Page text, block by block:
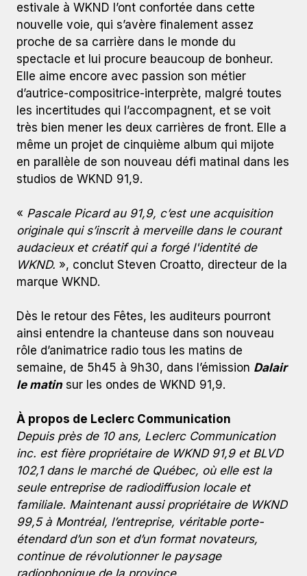
estivale à WKND l’ont confortée dans cette
nouvelle voie, qui s’avère finalement assez
proche de sa carrière dans le monde du
spectacle et lui procure beaucoup de bonheur.
Elle aime encore avec passion son métier
d’autrice-compositrice-interprète, malgré toutes
les incertitudes qui l’accompagnent, et se voit
très bien mener les deux carrières de front. Elle a
même un projet de cinquième album qui mijote
en parallèle de son nouveau défi matinal dans les
studios de WKND 91,9.
« Pascale Picard au 91,9, c’est une acquisition
originale qui s’inscrit à merveille dans le courant
audacieux et créatif qui a forgé l'identité de
WKND. », conclut Steven Croatto, directeur de la
marque WKND.
Dès le retour des Fêtes, les auditeurs pourront
ainsi entendre la chanteuse dans son nouveau
rôle d’animatrice radio tous les matins de
semaine, de 5h45 à 9h30, dans l’émission Dalair
le matin sur les ondes de WKND 91,9.
À propos de Leclerc Communication
Depuis près de 10 ans, Leclerc Communication
inc. est fière propriétaire de WKND 91,9 et BLVD
102,1 dans le marché de Québec, où elle est la
seule entreprise de radiodiffusion locale et
familiale. Maintenant aussi propriétaire de WKND
99,5 à Montréal, l’entreprise, véritable porte-
étendard d’un son et d’un format novateurs,
continue de révolutionner le paysage
radiophonique de la province.